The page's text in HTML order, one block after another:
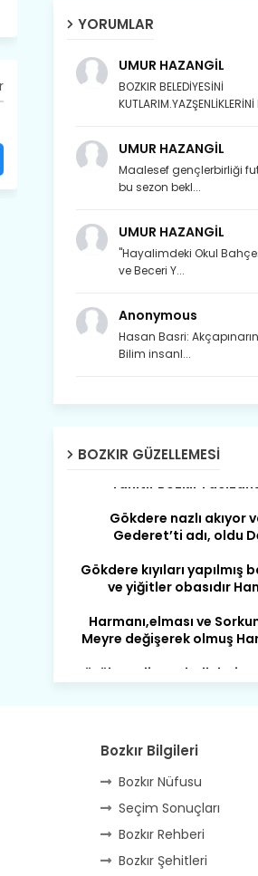
YORUMLAR
UMUR HAZANGİL
BOZKIR BELEDİYESİNİ
KUTLARIM.YAZŞENLİKLERİNİ
UMUR HAZANGİL
Maalesef gençlerbirliği
bu sezon bekl...
UMUR HAZANGİL
"Hayalimdeki Okul
ve Beceri Y...
Anonymous
Hasan Basri:
Bilim insanl...
BOZKIR GÜZELLEMESI
Çat değişti, şimdi gülüyor
Tanıtır Bozkır’ı
Gökdere nazlı akıyor
Gökdere kıyıları yapılmış
Harmanı,elması ve
Büyük yerdir, mahalleleri
Çarşamba’nın
yorgun. Şehit Berâtlı,
Sorkun.
Perşembe de yaşlılardan
Mazimdeki ismi şanla
Tarih, kültür, ozan ve
Bozkır Bilgileri
Bozkır Nüfusu
Seçim Sonuçları
Bozkır Rehberi
Bozkır Şehitleri